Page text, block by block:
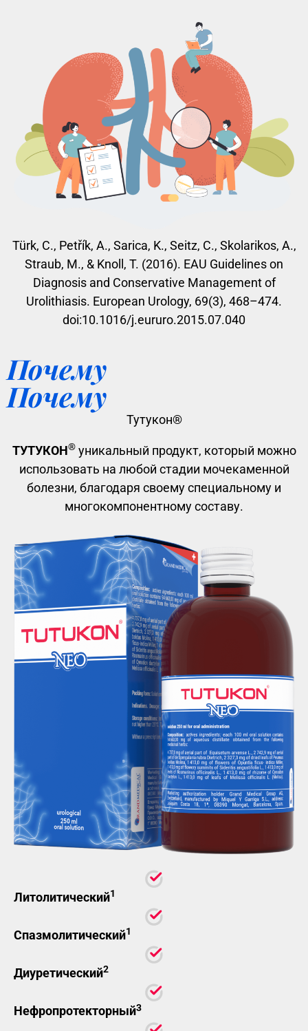
Türk, C., Petřík, A., Sarica, K., Seitz, C., Skolarikos, A.,
Straub, M., & Knoll, T. (2016). EAU Guidelines on
Diagnosis and Conservative Management of
Urolithiasis. European Urology, 69(3), 468–474.
doi:10.1016/j.eururo.2015.07.040
Почему
Почему
Тутукон®
ТУТУКОН®уникальный продукт, который можно
использовать на любой стадии мочекаменной
болезни, благодаря своему специальному и
многокомпонентному составу.
Литолитический1
Спазмолитический1
Диуретический2
Нефропротекторный3